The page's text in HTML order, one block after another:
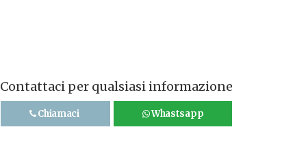
Contattaci per qualsiasi informazione
Chiamaci Whastsapp